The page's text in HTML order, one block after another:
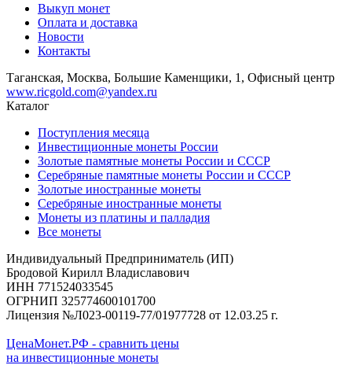
Выкуп монет
Оплата и доставка
Новости
Контакты
Таганская, Москва, Большие Каменщики, 1, Офисный центр
www.ricgold.com@yandex.ru
Каталог
Поступления месяца
Инвестиционные монеты России
Золотые памятные монеты России и СССР
Серебряные памятные монеты России и СССР
Золотые иностранные монеты
Серебряные иностранные монеты
Монеты из платины и палладия
Все монеты
Индивидуальный Предприниматель (ИП)
Бродовой Кирилл Владиславович
ИНН 771524033545
ОГРНИП 325774600101700
Лицензия №Л023-00119-77/01977728 от 12.03.25 г.
ЦенаМонет.РФ - сравнить цены
на инвестиционные монеты